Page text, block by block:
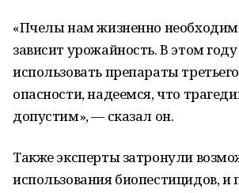
«Пчелы нам жизненно
зависит урожайность. В этом
использовать препараты
опасности, надеемся, что
допустим», — сказал он.
Также эксперты затронули
использования биопестицидов, и